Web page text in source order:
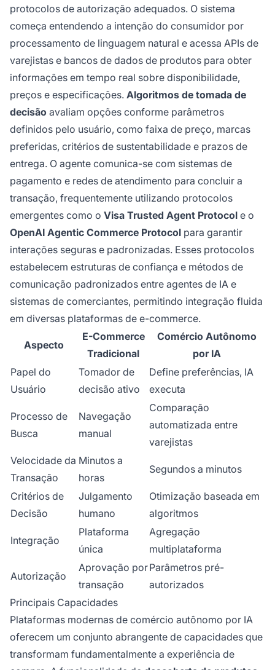
protocolos de autorização adequados. O sistema
começa entendendo a intenção do consumidor por
processamento de linguagem natural e acessa APIs de
varejistas e bancos de dados de produtos para obter
informações em tempo real sobre disponibilidade,
preços e especificações. Algoritmos de tomada de
decisão avaliam opções conforme parâmetros
definidos pelo usuário, como faixa de preço, marcas
preferidas, critérios de sustentabilidade e prazos de
entrega. O agente comunica-se com sistemas de
pagamento e redes de atendimento para concluir a
transação, frequentemente utilizando protocolos
emergentes como o Visa Trusted Agent Protocol e o
OpenAI Agentic Commerce Protocol para garantir
interações seguras e padronizadas. Esses protocolos
estabelecem estruturas de confiança e métodos de
comunicação padronizados entre agentes de IA e
sistemas de comerciantes, permitindo integração fluida
em diversas plataformas de e-commerce.
Aspecto
E-Commerce
Tradicional
Comércio Autônomo
por IA
Papel do
Usuário
Tomador de
decisão ativo
Define preferências, IA
executa
Processo de
Busca
Navegação
manual
Comparação
automatizada entre
varejistas
Velocidade da
Transação
Minutos a
horas
Segundos a minutos
Critérios de
Decisão
Julgamento
humano
Otimização baseada em
algoritmos
Integração
Plataforma
única
Agregação
multiplataforma
Autorização
Aprovação por
transação
Parâmetros pré-
autorizados
Principais Capacidades
Plataformas modernas de comércio autônomo por IA
oferecem um conjunto abrangente de capacidades que
transformam fundamentalmente a experiência de